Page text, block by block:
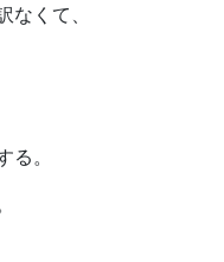
くて、
。